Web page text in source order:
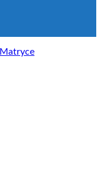
Matryce